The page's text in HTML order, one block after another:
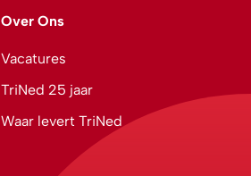
Over Ons
Vacatures
TriNed 25 jaar
Waar levert TriNed